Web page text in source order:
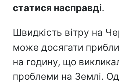
статися насправді.
Швидкість вітру на
може досягати
на годину, що
проблеми на Землі.